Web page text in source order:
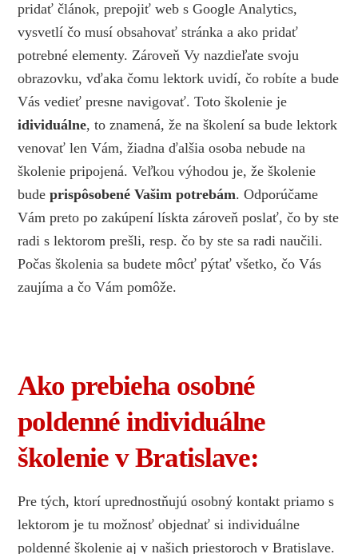
pridať článok, prepojiť web s Google Analytics,
vysvetlí čo musí obsahovať stránka a ako pridať
potrebné elementy. Zároveň Vy nazdieľate svoju
obrazovku, vďaka čomu lektork uvidí, čo robíte a bude
Vás vedieť presne navigovať. Toto školenie je
idividuálne, to znamená, že na školení sa bude lektork
venovať len Vám, žiadna ďalšia osoba nebude na
školenie pripojená. Veľkou výhodou je, že školenie
budeprispôsobené Vašim potrebám. Odporúčame
Vám preto po zakúpení lískta zároveň poslať, čo by ste
radi s lektorom prešli, resp. čo by ste sa radi naučili.
Počas školenia sa budete môcť pýtať všetko, čo Vás
zaujíma a čo Vám pomôže.
Ako prebieha osobné
poldenné individuálne
školenie v Bratislave:
Pre tých, ktorí uprednostňujú osobný kontakt priamo s
lektorom je tu možnosť objednať si individuálne
poldenné školenie aj v našich priestoroch v Bratislave.